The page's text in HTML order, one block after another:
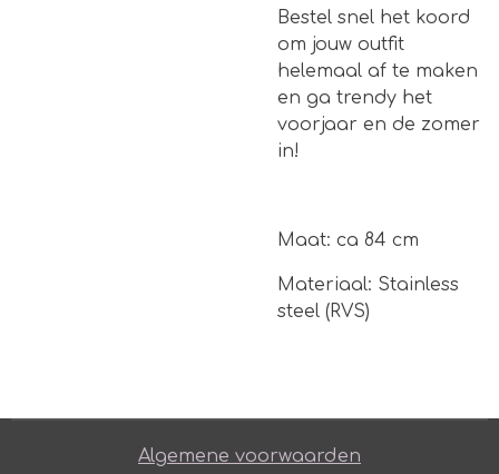
Bestel snel het koord
om jouw outfit
helemaal af te maken
en ga trendy het
voorjaar en de zomer
in!
Maat: ca 84 cm
Materiaal: Stainless
steel (RVS)
Algemene voorwaarden